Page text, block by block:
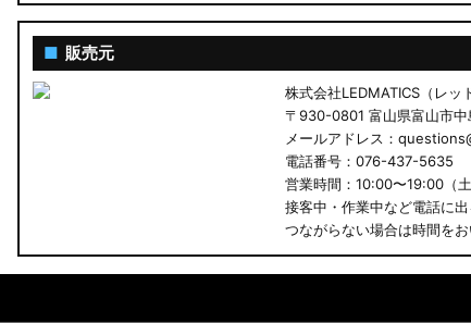
■ 販売元
株式会社LEDMATICS（レッ
〒930-0801 富山県富山市
メールアドレス：
電話番号：076-437-5635
営業時間：10:00〜19:00（土
接客中・作業中など電話に
つながらない場合は時間を